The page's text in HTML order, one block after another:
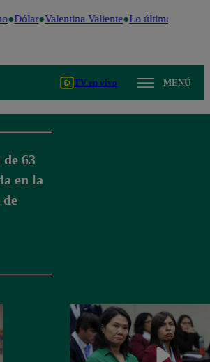
Dólar Valentina Valiente Lo último
TV en vivo MENÚ
63
en la